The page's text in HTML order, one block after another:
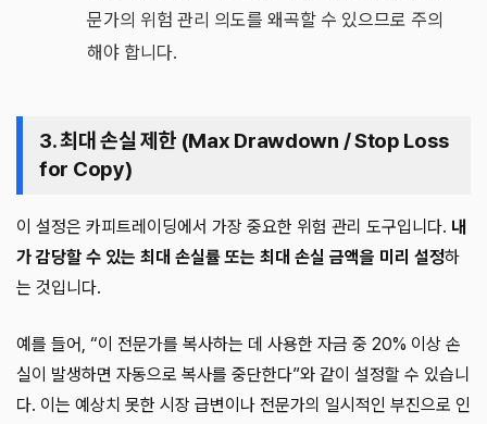
문가의 위험 관리 의도를 왜곡할 수 있으므로 주의
해야 합니다.
3. 최대 손실 제한 (Max Drawdown / Stop Loss
for Copy)
이 설정은 카피트레이딩에서 가장 중요한 위험 관리 도구입니다. 내
가 감당할 수 있는 최대 손실률 또는 최대 손실 금액을 미리 설정하
는 것입니다.
예를 들어, “이 전문가를 복사하는 데 사용한 자금 중 20% 이상 손
실이 발생하면 자동으로 복사를 중단한다”와 같이 설정할 수 있습니
다. 이는 예상치 못한 시장 급변이나 전문가의 일시적인 부진으로 인